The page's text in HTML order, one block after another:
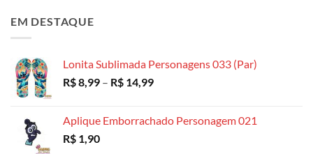
EM DESTAQUE
Lonita Sublimada Personagens 033 (Par)
R$8,99 – R$ 14,99Faixa
R$ 8,99
Aplique Emborrachado Personagem 021
R$ 1,90